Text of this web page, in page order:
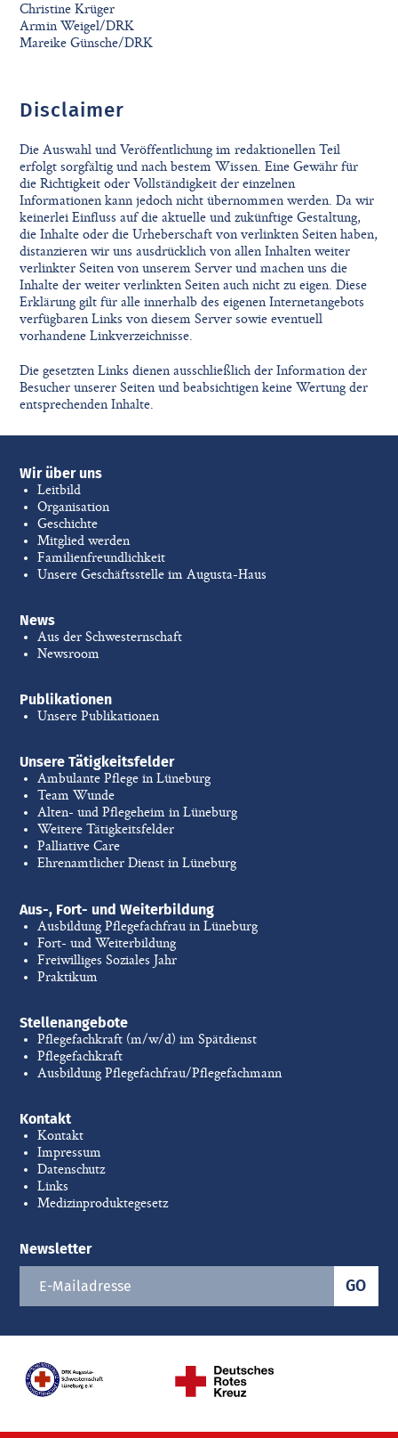
Christine Krüger
Armin Weigel/DRK
Mareike Günsche/DRK
Disclaimer
Die Auswahl und Veröffentlichung im redaktionellen Teil
erfolgt sorgfältig und nach bestem Wissen. Eine Gewähr für
die Richtigkeit oder Vollständigkeit der einzelnen
Informationen kann jedoch nicht übernommen werden. Da wir
keinerlei Einfluss auf die aktuelle und zukünftige Gestaltung,
die Inhalte oder die Urheberschaft von verlinkten Seiten haben,
distanzieren wir uns ausdrücklich von allen Inhalten weiter
verlinkter Seiten von unserem Server und machen uns die
Inhalte der weiter verlinkten Seiten auch nicht zu eigen. Diese
Erklärung gilt für alle innerhalb des eigenen Internetangebots
verfügbaren Links von diesem Server sowie eventuell
vorhandene Linkverzeichnisse.
Die gesetzten Links dienen ausschließlich der Information der
Besucher unserer Seiten und beabsichtigen keine Wertung der
entsprechenden Inhalte.
Wir über uns
Leitbild
Organisation
Geschichte
Mitglied werden
Familienfreundlichkeit
Unsere Geschäftsstelle im Augusta-Haus
News
Aus der Schwesternschaft
Newsroom
Publikationen
Unsere Publikationen
Unsere Tätigkeitsfelder
Ambulante Pflege in Lüneburg
Team Wunde
Alten- und Pflegeheim in Lüneburg
Weitere Tätigkeitsfelder
Palliative Care
Ehrenamtlicher Dienst in Lüneburg
Aus-, Fort- und Weiterbildung
Ausbildung Pflegefachfrau in Lüneburg
Fort- und Weiterbildung
Freiwilliges Soziales Jahr
Praktikum
Stellenangebote
Pflegefachkraft (m/w/d) im Spätdienst
Pflegefachkraft
Ausbildung Pflegefachfrau/Pflegefachmann
Kontakt
Kontakt
Impressum
Datenschutz
Links
Medizinproduktegesetz
Newsletter
GO